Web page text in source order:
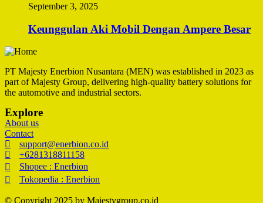
September 3, 2025
Keunggulan Aki Mobil Dengan Ampere Besar
PT Majesty Enerbion Nusantara (MEN) was established in 2023 as
part of Majesty Group, delivering high-quality battery solutions for
the automotive and industrial sectors.
Explore
About us
Contact
support@enerbion.co.id
+6281318811158
Shopee : Enerbion
Tokopedia : Enerbion
© Copyright 2025 by Majestygroup.co.id